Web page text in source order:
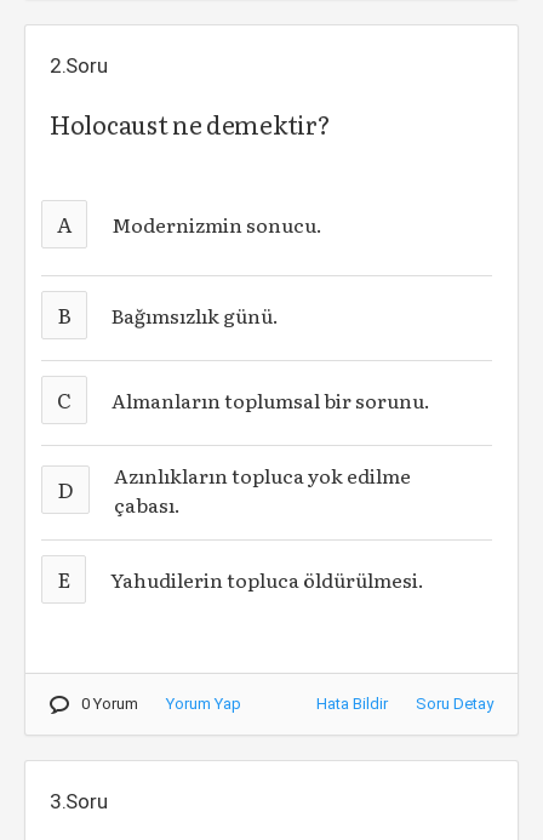
2.Soru
Holocaust ne demektir?
A Modernizmin sonucu.
B Bağımsızlık günü.
C Almanların toplumsal bir sorunu.
D
Azınlıkların topluca yok edilme
çabası.
E Yahudilerin topluca öldürülmesi.
0 Yorum Yorum Yap Hata Bildir Soru Detay
3.Soru